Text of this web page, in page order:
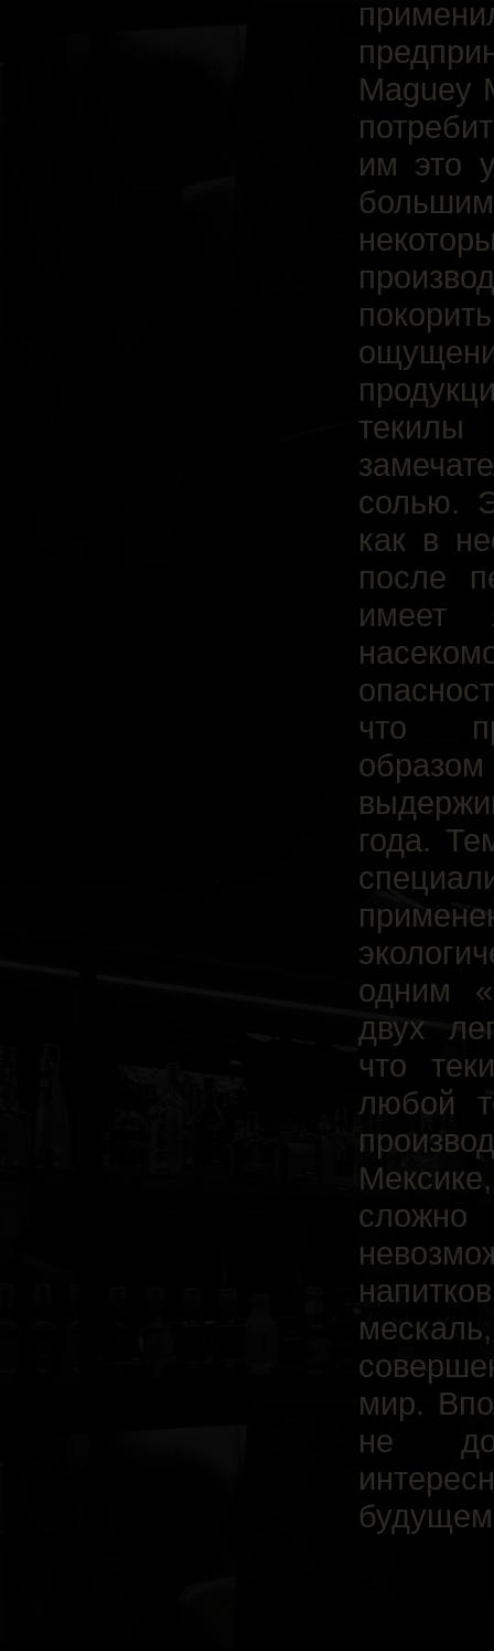
Maguey
им это
солью.
как в
после
имеет
что
года.
одним
двух
что
любой
мир.
не